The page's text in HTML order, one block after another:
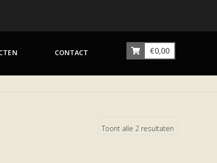
CONTACT €0,00
Toont alle 2 resultaten